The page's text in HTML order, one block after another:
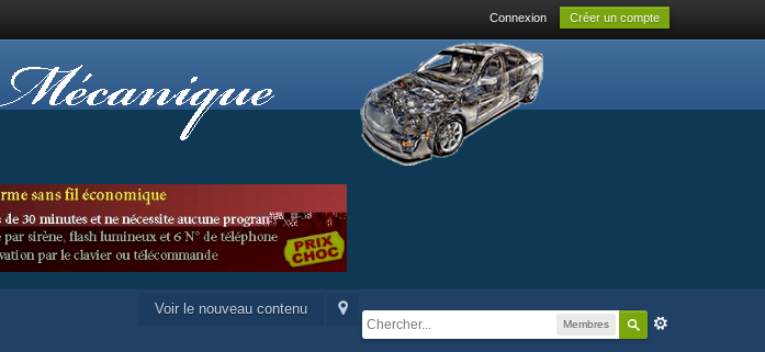
Connexion Créer un compte
Membres
Voir le nouveau contenu